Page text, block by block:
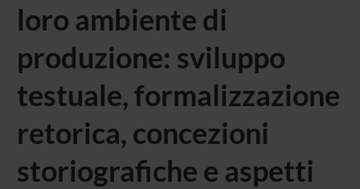
loro ambiente di
produzione: sviluppo
testuale, formalizzazione
retorica, concezioni
storiografiche e aspetti